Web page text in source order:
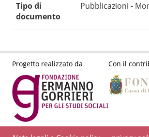
Tipo di
documento
Pubblicazioni -
Progetto realizzato da Con il